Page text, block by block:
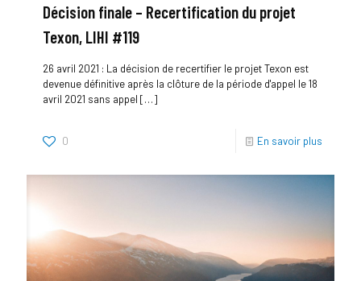
Décision finale – Recertification du projet
Texon, LIHI #119
26 avril 2021 : La décision de recertifier le projet Texon est
devenue définitive après la clôture de la période d'appel le 18
avril 2021 sans appel […]
0 En savoir plus